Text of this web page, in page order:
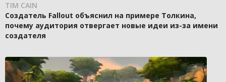
TIM CAIN
Создатель Fallout объяснил на примере Толкина,
почему аудитория отвергает новые идеи из-за имени
создателя